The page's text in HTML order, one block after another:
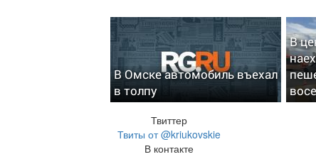
В Омске автомобиль въехал
в толпу
В
Твиттер
Твиты от @kriukovskie
В контакте